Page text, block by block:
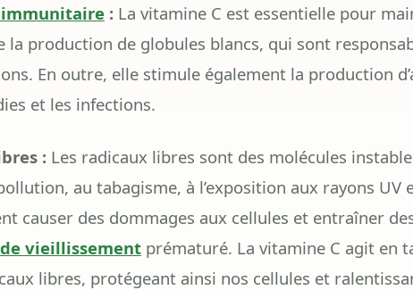
: La vitamine C est essentielle pour
production de globules blancs, qui sont
En outre, elle stimule également la production
et les infections.
: Les radicaux libres sont des molécules
au tabagisme, à l’exposition aux rayons UV
causer des dommages aux cellules et entraîner
vieillissement prématuré. La vitamine C agit en
libres, protégeant ainsi nos cellules et